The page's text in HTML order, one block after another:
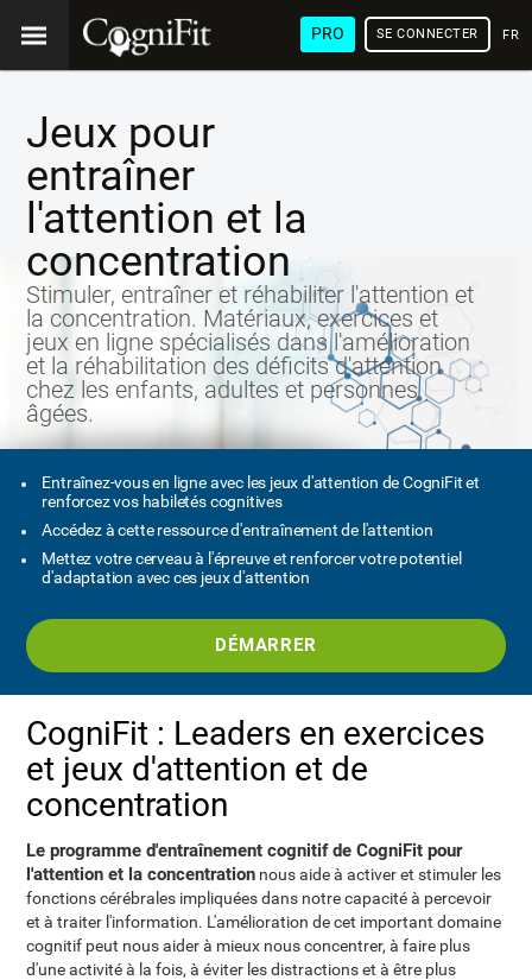
PRO SE CONNECTER
Jeux pour
entraîner
l'attention et la
concentration
Stimuler, entraîner et réhabiliter l'attention et
la concentration. Matériaux, exercices et
jeux en ligne spécialisés dans l'amélioration
et la réhabilitation des déficits d'attention
chez les enfants, adultes et personnes
âgées.
Entraînez-vous en ligne avec les jeux d'attention de CogniFit et
renforcez vos habiletés cognitives
Accédez à cette ressource d'entraînement de l'attention
Mettez votre cerveau à l'épreuve et renforcer votre potentiel
d'adaptation avec ces jeux d'attention
DÉMARRER
CogniFit : Leaders en exercices
et jeux d'attention et de
concentration
Le programme d'entraînement cognitif de CogniFit pour
l'attention et la concentration nous aide à activer et stimuler les
fonctions cérébrales impliquées dans notre capacité à percevoir
et à traiter l'information. L'amélioration de cet important domaine
cognitif peut nous aider à mieux nous concentrer, à faire plus
d'une activité à la fois, à éviter les distractions et à être plus